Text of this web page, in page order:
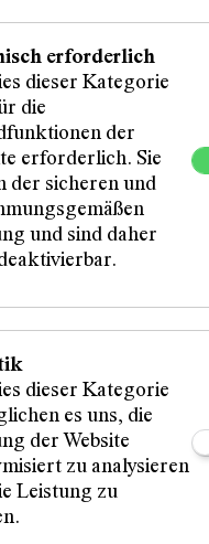
Wien GmbH
19
01 01
/ Datenschutz
abonnieren
erforderlich
dieser Kategorie
die
der
erforderlich. Sie
der sicheren und
und sind daher
dieser Kategorie
es uns, die
der Website
zu analysieren
Leistung zu